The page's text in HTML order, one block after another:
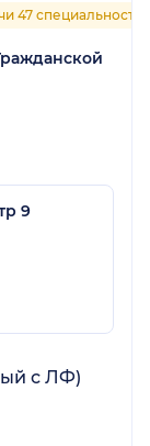
47
9
с ЛФ)